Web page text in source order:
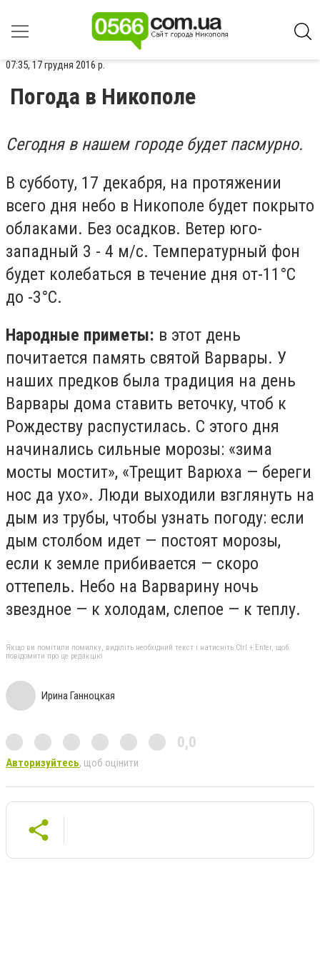
07:35, 17 грудня 2016 р.
Погода в Никополе
Сегодня в нашем городе будет пасмурно.
В субботу, 17 декабря, на протяжении
всего дня небо в Никополе будет покрыто
облаками. Без осадков. Ветер юго-
западный 3 - 4 м/с. Температурный фон
будет колебаться в течение дня от-11°С
до -3°С.
Народные приметы: в этот день
почитается память святой Варвары. У
наших предков была традиция на день
Варвары дома ставить веточку, чтоб к
Рождеству распустилась. С этого дня
начинались сильные морозы: «зима
мосты мостит», «Трещит Варюха — береги
нос да ухо». Люди выходили взглянуть на
дым из трубы, чтобы узнать погоду: если
дым столбом идет — постоят морозы,
если к земле прибивается — скоро
оттепель. Небо на Варварину ночь
звездное — к холодам, слепое — к теплу.
Якщо ви помітили помилку, виділіть необхідний текст і натисніть Ctrl + Enter, щоб
повідомити про це редакцію
Ирина Ганноцкая
0,0
Авторизуйтесь, щоб оцінити